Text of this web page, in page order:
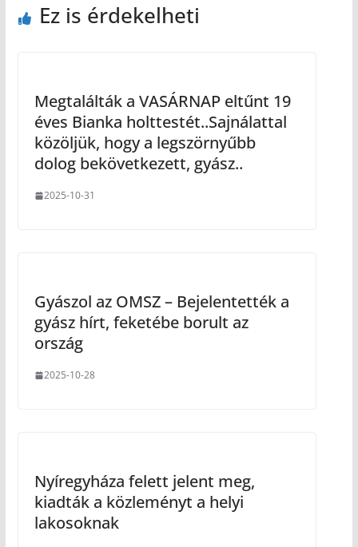
Ez is érdekelheti
Megtalálták a VASÁRNAP eltűnt 19
éves Bianka holttestét..Sajnálattal
közöljük, hogy a legszörnyűbb
dolog bekövetkezett, gyász..
2025-10-31
Gyászol az OMSZ – Bejelentették a
gyász hírt, feketébe borult az
ország
2025-10-28
Nyíregyháza felett jelent meg,
kiadták a közleményt a helyi
lakosoknak